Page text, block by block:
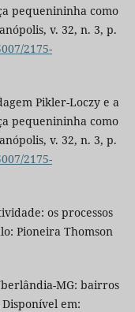
pequenininha como
v. 32, n. 3, p.
2175-
Pikler-Loczy e a
pequenininha como
v. 32, n. 3, p.
2175-
os processos
Pioneira Thomson
MG: bairros
em: